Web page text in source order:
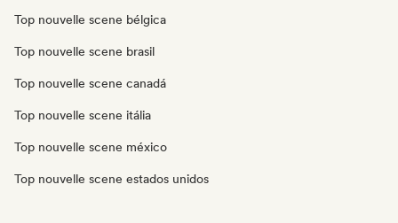
Top nouvelle scene bélgica
Top nouvelle scene brasil
Top nouvelle scene canadá
Top nouvelle scene itália
Top nouvelle scene méxico
Top nouvelle scene estados unidos